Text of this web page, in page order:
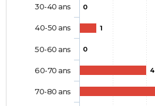
0
1
0
4
30-40 ans
40-50 ans
50-60 ans
60-70 ans
70-80 ans